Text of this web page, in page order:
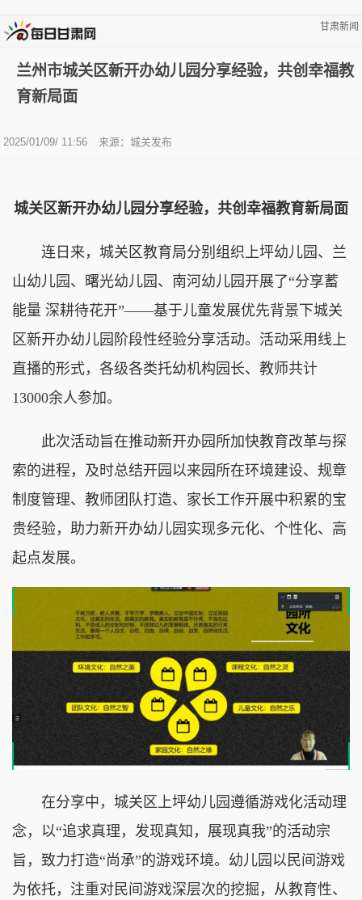
甘肃新闻
兰州市城关区新开办幼儿园分享经验，共创幸福教
育新局面
2025/01/09/ 11:56 来源：城关发布
城关区新开办幼儿园分享经验，共创幸福教育新局面
连日来，城关区教育局分别组织上坪幼儿园、兰
山幼儿园、曙光幼儿园、南河幼儿园开展了“分享蓄
能量 深耕待花开”——基于儿童发展优先背景下城关
区新开办幼儿园阶段性经验分享活动。活动采用线上
直播的形式，各级各类托幼机构园长、教师共计
13000余人参加。
此次活动旨在推动新开办园所加快教育改革与探
索的进程，及时总结开园以来园所在环境建设、规章
制度管理、教师团队打造、家长工作开展中积累的宝
贵经验，助力新开办幼儿园实现多元化、个性化、高
起点发展。
在分享中，城关区上坪幼儿园遵循游戏化活动理
念，以“追求真理，发现真知，展现真我”的活动宗
旨，致力打造“尚承”的游戏环境。幼儿园以民间游戏
为依托，注重对民间游戏深层次的挖掘，从教育性、